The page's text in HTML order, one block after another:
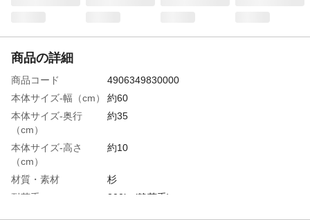
商品の詳細
商品コード
4906349830000
本体サイズ-幅（cm）
約60
本体サイズ-奥行
（cm）
約35
本体サイズ-高さ
（cm）
約10
材質・素材
杉
耐荷重
200kg(静荷重)